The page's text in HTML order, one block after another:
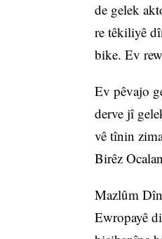
de gelek
re têkiliyê
bike. Ev
Ev pêvajo
derve jî
vê tînin
Birêz
Mazlûm
Ewropayê